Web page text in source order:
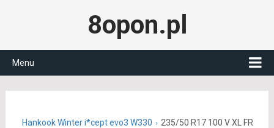
8opon.pl
Menu
Hankook Winter i*cept evo3 W330 235/50 R17 100 V XL FR